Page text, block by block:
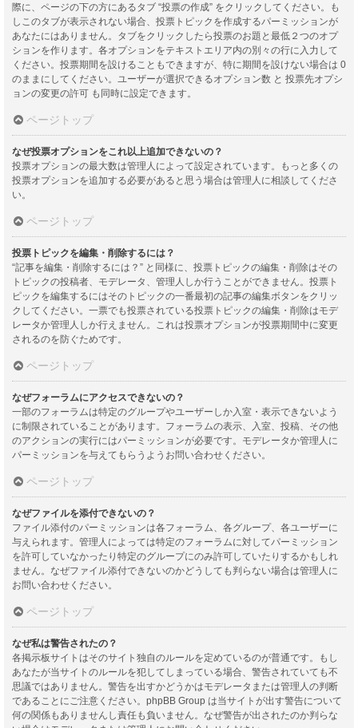
際に、ページの下の方にあるタブ “投票の作成” をクリックしてください。も
しこのタブが表示されない場合、投票トピックを作成するパーミッションが
あなたにはありません。タブをクリックしたら投票のお題と最低２つのオプ
ションを作ります。各オプションをテキストエリア内の別々の行に入力して
ください。投票期間を設けることもできますが、特に期間を設けない場合は 0
のままにしてください。ユーザーが選択できるオプション数 と 投票先オプシ
ョンの変更の許可 も同時に設定できます。
ページトップ
なぜ投票オプションをこれ以上追加できないの？
投票オプションの最大数は管理人によって設定されています。もっと多くの
投票オプションを追加する必要があると思う場合は管理人に相談してくださ
い。
ページトップ
投票トピックを編集・削除するには？
“記事を編集・削除するには？” と同様に、投票トピックの編集・削除はその
トピックの投稿者、モデレータ、管理人しか行うことができません。投票ト
ピックを編集するにはそのトピックの一番最初の記事の編集ボタンをクリッ
クしてください。一票でも投票されている投票トピックの編集・削除はモデ
レータか管理人しか行えません。これは投票オプションが投票期間中に変更
されるのを防ぐためです。
ページトップ
なぜフォーラムにアクセスできないの？
一部のフォーラムは特定のグループやユーザーしか入室・表示できないよう
に制限されていることがあります。フォーラムの表示、入室、投稿、その他
のアクションの実行にはパーミッションが必要です。モデレータか管理人に
パーミッションを与えてもらうようお問い合わせください。
ページトップ
なぜファイルを添付できないの？
ファイル添付のパーミッションは各フォーラム、各グループ、各ユーザーに
与えられます。管理人によっては特定のフォーラムに対してパーミッション
を許可していなかったり特定のグループにのみ許可していたりするかもしれ
ません。なぜファイル添付できないのかどうしても判らない場合は管理人に
お問い合わせください。
ページトップ
なぜ私は警告されたの？
各掲示板サイトはそのサイト独自のルールを定めているのが普通です。もし
あなたが当サイトのルールを犯してしまっている場合、警告されていても不
思議ではありません。警告を出すかどうかはモデレータまたは管理人の判断
であることにご注意ください。phpBB Group は当サイトが出す警告について
何の関係もありませんし責任も負いません。なぜ警告が出されたのか判らな